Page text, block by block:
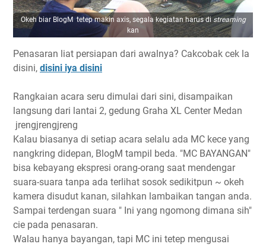
Okeh biar BlogM tetep makin axis, segala kegiatan harus distreaming
kan
Penasaran liat persiapan dari awalnya? Cakcobak cek la
disini, disini iya disini
Rangkaian acara seru dimulai dari sini, disampaikan
langsung dari lantai 2, gedung Graha XL Center Medan
jrengjrengjreng
Kalau biasanya di setiap acara selalu ada MC kece yang
nangkring didepan, BlogM tampil beda. "MC BAYANGAN"
bisa kebayang ekspresi orang-orang saat mendengar
suara-suara tanpa ada terlihat sosok sedikitpun ~ okeh
kamera disudut kanan, silahkan lambaikan tangan anda.
Sampai terdengan suara " Ini yang ngomong dimana sih"
cie pada penasaran.
Walau hanya bayangan, tapi MC ini tetep mengusai